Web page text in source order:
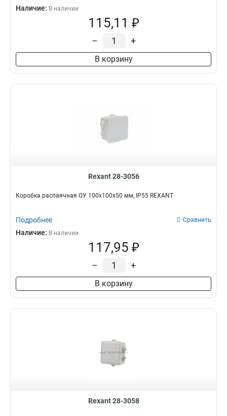
Наличие: В наличии
115,11 ₽
– +
В корзину
Rexant 28-3056
Коробка распаячная ОУ 100x100x50 мм, IP55 REXANT
Подробнее Сравнить
Наличие: В наличии
117,95 ₽
– +
В корзину
Rexant 28-3058